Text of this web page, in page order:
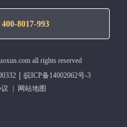
400-8017-993
all rights reserved
皖ICP备14002062号-3
| 网站地图